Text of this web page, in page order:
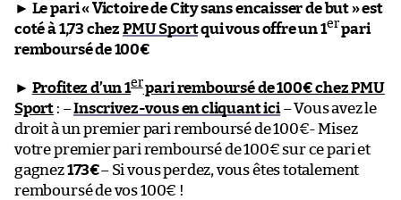
► Le pari « Victoire de City sans encaisser de but » est
coté à 1,73 chez PMU Sportqui vous offre un 1erpari
remboursé de 100€
► Profitez d’un 1erpari remboursé de 100€ chez PMU
Sport : –Inscrivez-vous en cliquant ici– Vous avez le
droit à un premier pari remboursé de 100€- Misez
votre premier pari remboursé de 100€ sur ce pari et
gagnez173€– Si vous perdez, vous êtes totalement
remboursé de vos 100€ !